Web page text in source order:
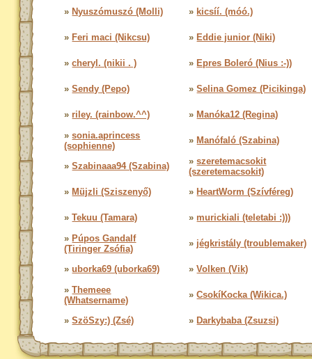
» Nyuszómuszó (Molli) » kicsíí. (móó.)
» Feri maci (Nikcsu) » Eddie junior (Niki)
»cheryl. (nikii . ) » Epres Boleró (Nius :-))
»Sendy (Pepo) »Selina Gomez (Picikinga)
» riley. (rainbow.^^) » Manóka12 (Regina)
»sonia.aprincess
(sophienne)
» Manófaló (Szabina)
»Szabinaaa94 (Szabina) »szeretemacsokit
(szeretemacsokit)
» Müjzli (Sziszenyő) » HeartWorm (Szívféreg)
»Tekuu (Tamara) » murickiali (teletabi :)))
» Púpos Gandalf
(Tiringer Zsófia)
» jégkristály (troublemaker)
»uborka69 (uborka69) »Volken (Vik)
»Themeee
(Whatsername)
»CsokíKocka (Wikica.)
»SzöSzy:) (Zsé) » Darkybaba (Zsuzsi)